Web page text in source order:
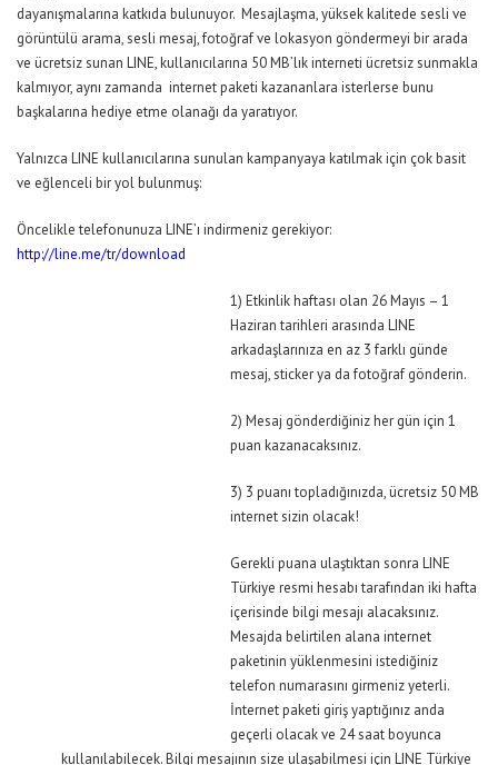
dayanışmalarına katkıda bulunuyor. Mesajlaşma, yüksek kalitede sesli ve
görüntülü arama, sesli mesaj, fotoğraf ve lokasyon göndermeyi bir arada
ve ücretsiz sunan LINE, kullanıcılarına 50 MB’lık interneti ücretsiz sunmakla
kalmıyor, aynı zamanda internet paketi kazananlara isterlerse bunu
başkalarına hediye etme olanağı da yaratıyor.
Yalnızca LINE kullanıcılarına sunulan kampanyaya katılmak için çok basit
ve eğlenceli bir yol bulunmuş:
Öncelikle telefonunuza LINE’ı indirmeniz gerekiyor:
http://line.me/tr/download
1) Etkinlik haftası olan 26 Mayıs – 1
Haziran tarihleri arasında LINE
arkadaşlarınıza en az 3 farklı günde
mesaj, sticker ya da fotoğraf gönderin.
2) Mesaj gönderdiğiniz her gün için 1
puan kazanacaksınız.
3) 3 puanı topladığınızda, ücretsiz 50 MB
internet sizin olacak!
Gerekli puana ulaştıktan sonra LINE
Türkiye resmi hesabı tarafından iki hafta
içerisinde bilgi mesajı alacaksınız.
Mesajda belirtilen alana internet
paketinin yüklenmesini istediğiniz
telefon numarasını girmeniz yeterli.
İnternet paketi giriş yaptığınız anda
geçerli olacak ve 24 saat boyunca
kullanılabilecek. Bilgi mesajının size ulaşabilmesi için LINE Türkiye